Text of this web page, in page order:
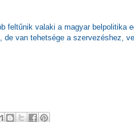
feltűnik valaki a magyar
van tehetsége a szervezéshez,